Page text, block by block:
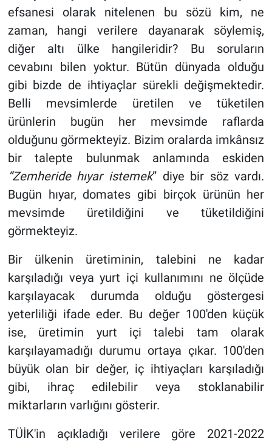
efsanesi olarak nitelenen bu sözü kim, ne
zaman, hangi verilere dayanarak söylemiş,
diğer altı ülke hangileridir? Bu soruların
cevabını bilen yoktur. Bütün dünyada olduğu
gibi bizde de ihtiyaçlar sürekli değişmektedir.
Belli mevsimlerde üretilen ve tüketilen
ürünlerin bugün her mevsimde raflarda
olduğunu görmekteyiz. Bizim oralarda imkânsız
bir talepte bulunmak anlamında eskiden
“Zemheride hıyar istemek” diye bir söz vardı.
Bugün hıyar, domates gibi birçok ürünün her
mevsimde üretildiğini ve tüketildiğini
görmekteyiz.
Bir ülkenin üretiminin, talebini ne kadar
karşıladığı veya yurt içi kullanımını ne ölçüde
karşılayacak durumda olduğu göstergesi
yeterliliği ifade eder. Bu değer 100'den küçük
ise, üretimin yurt içi talebi tam olarak
karşılayamadığı durumu ortaya çıkar. 100'den
büyük olan bir değer, iç ihtiyaçları karşıladığı
gibi, ihraç edilebilir veya stoklanabilir
miktarların varlığını gösterir.
TÜİK'in açıkladığı verilere göre 2021-2022